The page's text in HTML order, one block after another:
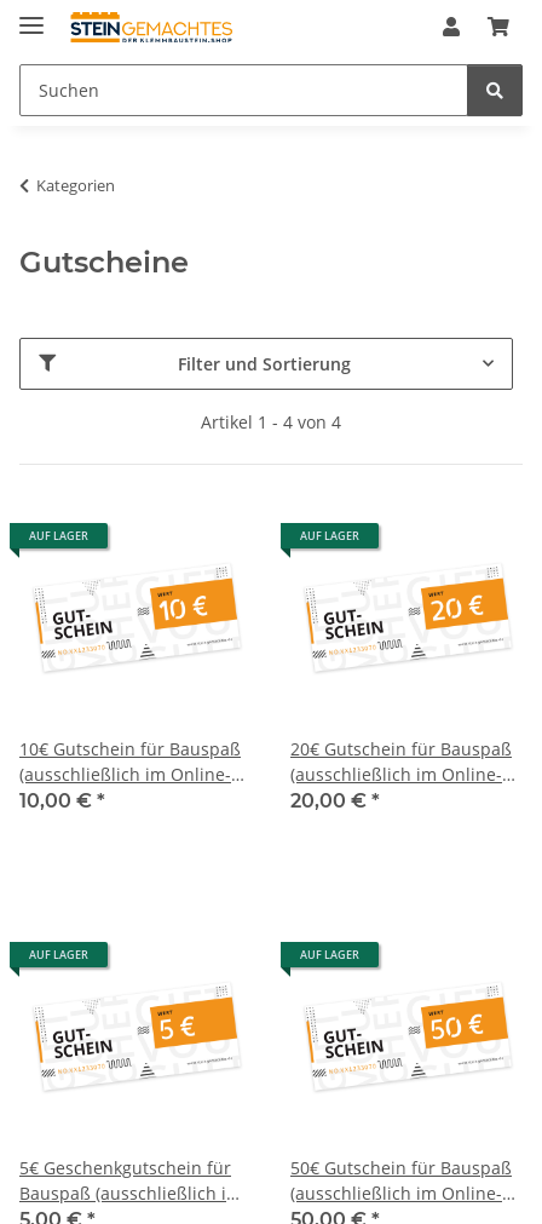
Kategorien
Gutscheine
Filter und Sortierung
Artikel 1 - 4 von 4
AUF LAGER
10€ Gutschein für Bauspaß
(ausschließlich im Online-
Shop)
10,00 € *
AUF LAGER
20€ Gutschein für Bauspaß
(ausschließlich im Online-
Shop)
20,00 € *
AUF LAGER
5€ Geschenkgutschein für
Bauspaß (ausschließlich im
Online-Shop)
AUF LAGER
50€ Gutschein für Bauspaß
(ausschließlich im Online-
Shop)